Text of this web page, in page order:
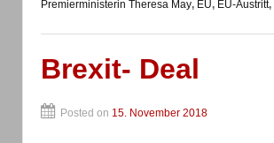
Premierministerin Theresa May, EU, EU-Austritt,
Brexit- Deal
Posted on 15. November 2018